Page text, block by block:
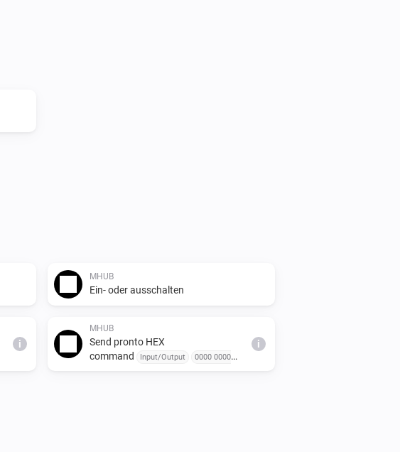
MHUB
Ein- oder ausschalten
i
MHUB
Send pronto HEX
command
Input/Output
0000 0000
i